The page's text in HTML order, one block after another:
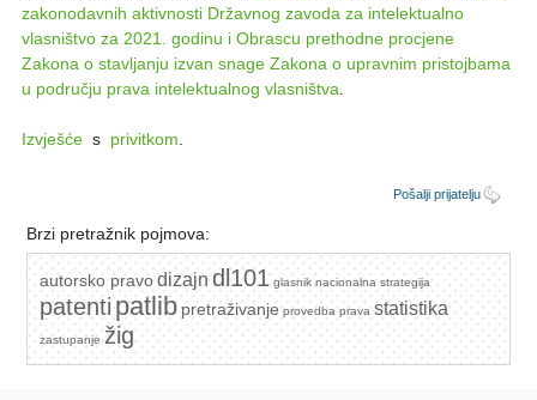
zakonodavnih aktivnosti Državnog zavoda za intelektualno
vlasništvo za 2021. godinu i Obrascu prethodne procjene
Zakona o stavljanju izvan snage Zakona o upravnim pristojbama
u području prava intelektualnog vlasništva
Izvješće s privitkom
Pošalji prijatelju
Brzi pretražnik pojmova:
autorsko pravo dizajn dl101 glasnik nacionalna strategija
patenti patlib pretraživanje provedba prava statistika
zastupanje žig